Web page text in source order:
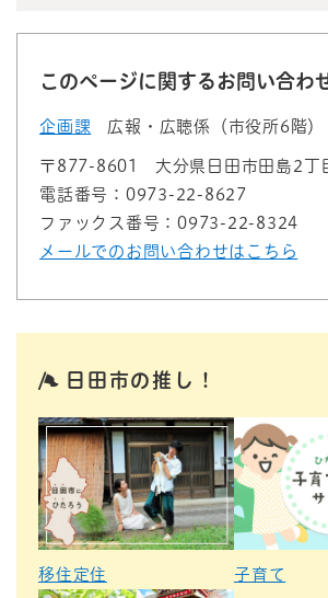
このページに関するお問い合わ
企画課 広報・広聴係（市役所6階）
〒877-8601
大分県日田市田島2丁
電話番号：0973-22-8627
ファックス番号：0973-22-8324
メールでのお問い合わせはこちら
日田市の推し！
移住定住 子育て